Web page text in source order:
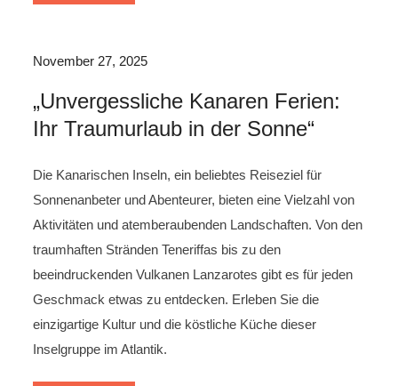
November 27, 2025
„Unvergessliche Kanaren Ferien:
Ihr Traumurlaub in der Sonne“
Die Kanarischen Inseln, ein beliebtes Reiseziel für
Sonnenanbeter und Abenteurer, bieten eine Vielzahl von
Aktivitäten und atemberaubenden Landschaften. Von den
traumhaften Stränden Teneriffas bis zu den
beeindruckenden Vulkanen Lanzarotes gibt es für jeden
Geschmack etwas zu entdecken. Erleben Sie die
einzigartige Kultur und die köstliche Küche dieser
Inselgruppe im Atlantik.